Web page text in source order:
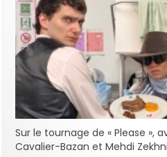
Sur le tournage de « Please »,
Cavalier-Bazan et Mehdi